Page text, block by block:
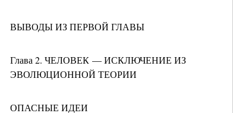
ВЫВОДЫ ИЗ ПЕРВОЙ ГЛАВЫ
Глава 2. ЧЕЛОВЕК — ИСКЛЮЧЕНИЕ ИЗ
ЭВОЛЮЦИОННОЙ ТЕОРИИ
ОПАСНЫЕ ИДЕИ